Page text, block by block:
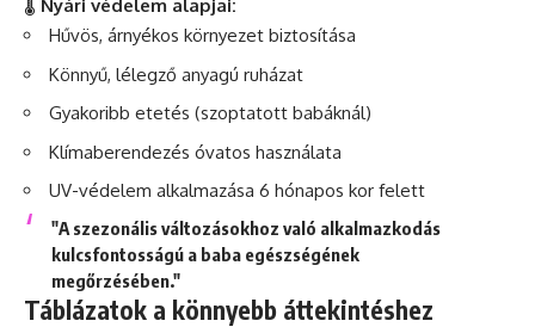
🌡️ Nyári védelem alapjai:
Hűvös, árnyékos környezet biztosítása
Könnyű, lélegző anyagú ruházat
Gyakoribb etetés (szoptatott babáknál)
Klímaberendezés óvatos használata
UV-védelem alkalmazása 6 hónapos kor felett
"A szezonális változásokhoz való alkalmazkodás
kulcsfontosságú a baba egészségének
megőrzésében."
Táblázatok a könnyebb áttekintéshez